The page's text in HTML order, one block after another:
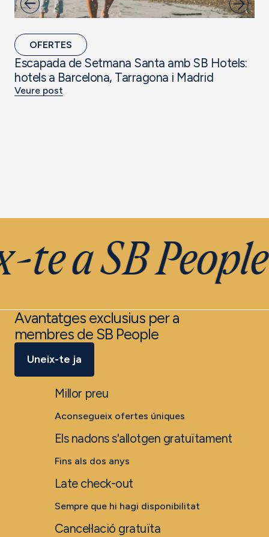
OFERTES
Escapada de Setmana Santa amb SB Hotels:
hotels a Barcelona, Tarragona i Madrid
Veure post
te a SB People
Avantatges exclusius per a
membres de SB People
Uneix-te ja
Millor preu
Aconsegueix ofertes úniques
Els nadons s'allotgen gratuïtament
Fins als dos anys
Late check-out
Sempre que hi hagi disponibilitat
Cancel·lació gratuïta